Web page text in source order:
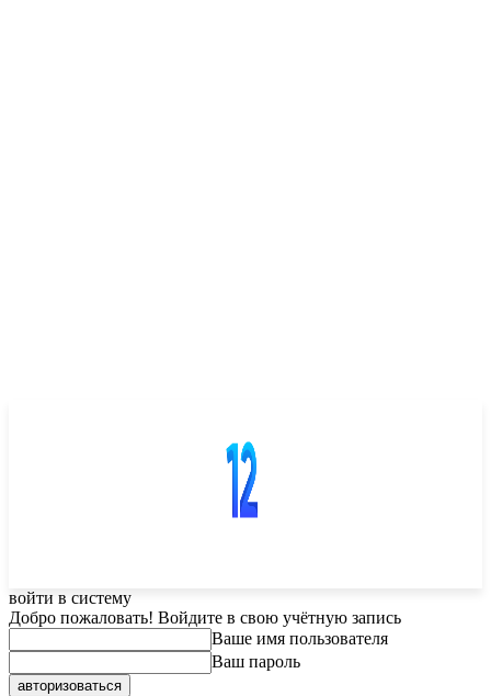
войти в систему
Добро пожаловать! Войдите в свою учётную запись
Ваше имя пользователя
Ваш пароль